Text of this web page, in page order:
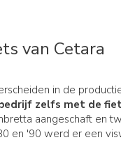
van Cetara
in de
zelfs met de
aangeschaft en
en '90 werd er een